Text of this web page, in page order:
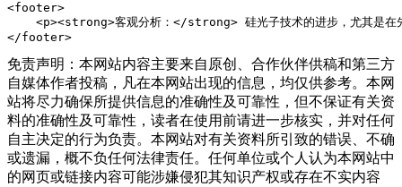
<footer>
<p><strong>客观分析：</strong> 硅光子技术的进步，尤其是在先
</footer>
免责声明：本网站内容主要来自原创、合作伙伴供稿和第三方
自媒体作者投稿，凡在本网站出现的信息，均仅供参考。本网
站将尽力确保所提供信息的准确性及可靠性，但不保证有关资
料的准确性及可靠性，读者在使用前请进一步核实，并对任何
自主决定的行为负责。本网站对有关资料所引致的错误、不确
或遗漏，概不负任何法律责任。任何单位或个人认为本网站中
的网页或链接内容可能涉嫌侵犯其知识产权或存在不实内容